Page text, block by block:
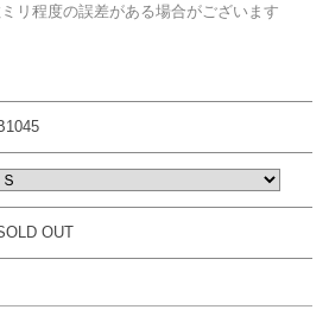
リ程度の誤差がある場合がございます
OUT